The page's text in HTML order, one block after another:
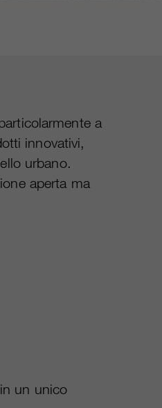
a
innovativi,
urbano.
aperta ma
un unico